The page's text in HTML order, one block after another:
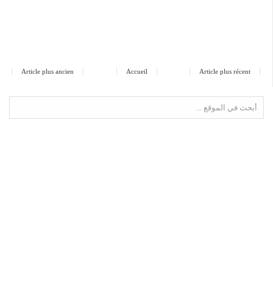
Article plus récent
Article plus ancien Accueil